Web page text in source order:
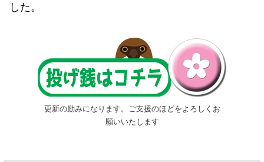
した。
更新の励みになります。ご支援のほどをよろしくお
願いいたします